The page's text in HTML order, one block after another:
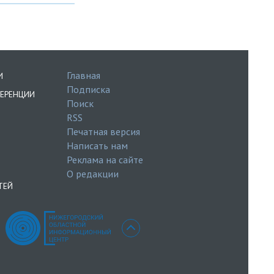
Главная
Подписка
Поиск
RSS
Печатная версия
Написать нам
Реклама на сайте
О редакции